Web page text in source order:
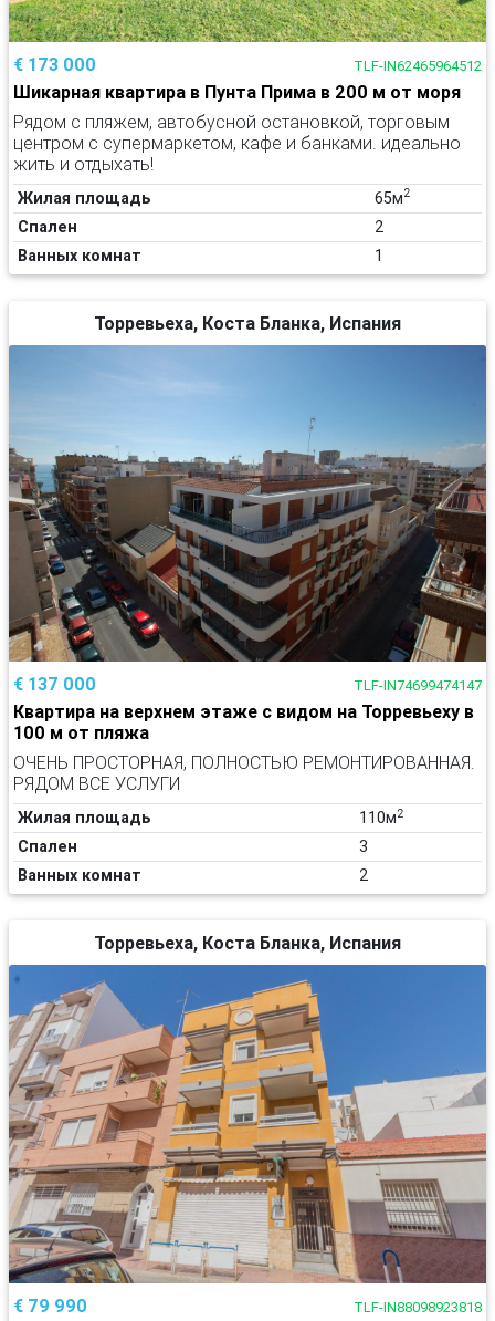
€ 173 000 TLF-IN62465964512
Шикарная квартира в Пунта Прима в 200 м от моря
Рядом с пляжем, автобусной остановкой, торговым
центром с супермаркетом, кафе и банками. идеально
жить и отдыхать!
Жилая площадь 65м2
Спален
2
Ванных комнат
1
Торревьеха, Коста Бланка, Испания
€ 137 000 TLF-IN74699474147
Квартира на верхнем этаже с видом на Торревьеху в
100 м от пляжа
ОЧЕНЬ ПРОСТОРНАЯ, ПОЛНОСТЬЮ РЕМОНТИРОВАННАЯ.
РЯДОМ ВСЕ УСЛУГИ
Жилая площадь 110м2
Спален
3
Ванных комнат
2
Торревьеха, Коста Бланка, Испания
€ 79 990 TLF-IN88098923818